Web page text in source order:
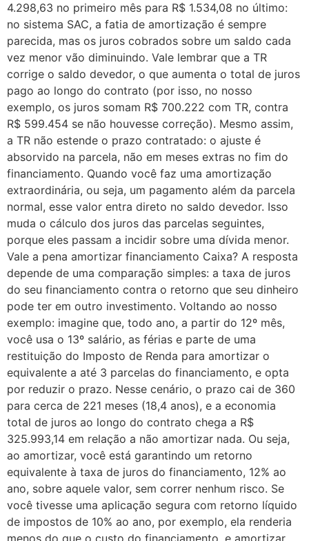
4.298,63 no primeiro mês para R$ 1.534,08 no último:
no sistema SAC, a fatia de amortização é sempre
parecida, mas os juros cobrados sobre um saldo cada
vez menor vão diminuindo. Vale lembrar que a TR
corrige o saldo devedor, o que aumenta o total de juros
pago ao longo do contrato (por isso, no nosso
exemplo, os juros somam R$ 700.222 com TR, contra
R$ 599.454 se não houvesse correção). Mesmo assim,
a TR não estende o prazo contratado: o ajuste é
absorvido na parcela, não em meses extras no fim do
financiamento. Quando você faz uma amortização
extraordinária, ou seja, um pagamento além da parcela
normal, esse valor entra direto no saldo devedor. Isso
muda o cálculo dos juros das parcelas seguintes,
porque eles passam a incidir sobre uma dívida menor.
Vale a pena amortizar financiamento Caixa? A resposta
depende de uma comparação simples: a taxa de juros
do seu financiamento contra o retorno que seu dinheiro
pode ter em outro investimento. Voltando ao nosso
exemplo: imagine que, todo ano, a partir do 12º mês,
você usa o 13º salário, as férias e parte de uma
restituição do Imposto de Renda para amortizar o
equivalente a até 3 parcelas do financiamento, e opta
por reduzir o prazo. Nesse cenário, o prazo cai de 360
para cerca de 221 meses (18,4 anos), e a economia
total de juros ao longo do contrato chega a R$
325.993,14 em relação a não amortizar nada. Ou seja,
ao amortizar, você está garantindo um retorno
equivalente à taxa de juros do financiamento, 12% ao
ano, sobre aquele valor, sem correr nenhum risco. Se
você tivesse uma aplicação segura com retorno líquido
de impostos de 10% ao ano, por exemplo, ela renderia